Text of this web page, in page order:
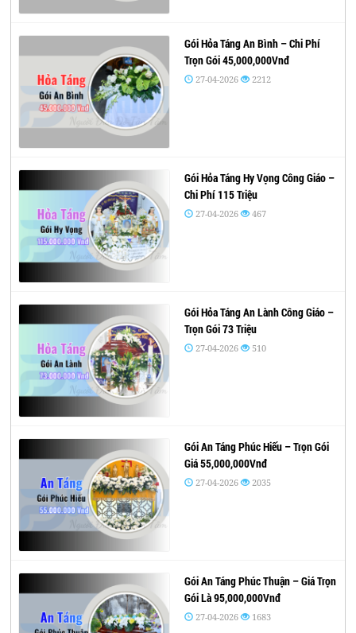
Gói Hỏa Táng An Bình – Chi Phí
Trọn Gói 45,000,000Vnđ
27-04-2026 2212
Gói Hỏa Táng Hy Vọng Công Giáo –
Chi Phí 115 Triệu
27-04-2026 467
Gói Hỏa Táng An Lành Công Giáo –
Trọn Gói 73 Triệu
27-04-2026 510
Gói An Táng Phúc Hiếu – Trọn Gói
Giá 55,000,000Vnđ
27-04-2026 2035
Gói An Táng Phúc Thuận – Giá Trọn
Gói Là 95,000,000Vnđ
27-04-2026 1683